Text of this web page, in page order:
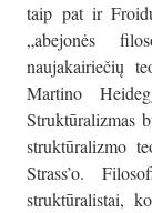
taip pat ir
„abejonės
naujakairiečių
Martino
Struktūralizmas
struktūralizmo
Strass’o.
struktūralistai,